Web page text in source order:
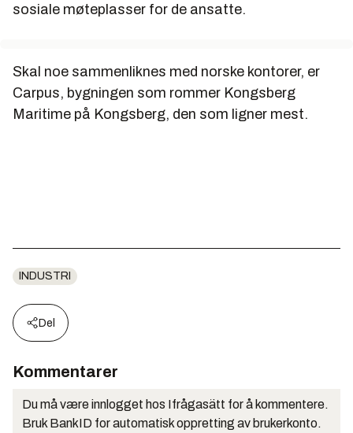
sosiale møteplasser for de ansatte.
Skal noe sammenliknes med norske kontorer, er
Carpus, bygningen som rommer Kongsberg
Maritime på Kongsberg, den som ligner mest.
INDUSTRI
Del
Kommentarer
Du må være innlogget hos Ifrågasätt for å kommentere.
Bruk BankID for automatisk oppretting av brukerkonto.